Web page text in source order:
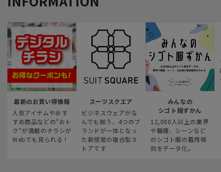
最新のお買い得情報
人気アイテムやおす
すめ商品などの“おト
ク“が満載のチラシが
Webでも見られる！
スーツスクエア
ビジネスウェアがな
んでも揃う、4つのブ
ランドが一体となっ
た新感覚の複合型ス
トアです
みんなの
シゴト服ずかん
12,000人以上の業界
や職種、シーンなど
のシゴト服の着用傾
向をデータ化。